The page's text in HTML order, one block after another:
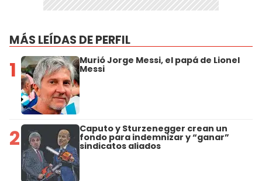
MÁS LEÍDAS DE PERFIL
1 Murió Jorge Messi, el papá de Lionel
Messi
2 Caputo y Sturzenegger crean un
fondo para indemnizar y “ganar”
sindicatos aliados